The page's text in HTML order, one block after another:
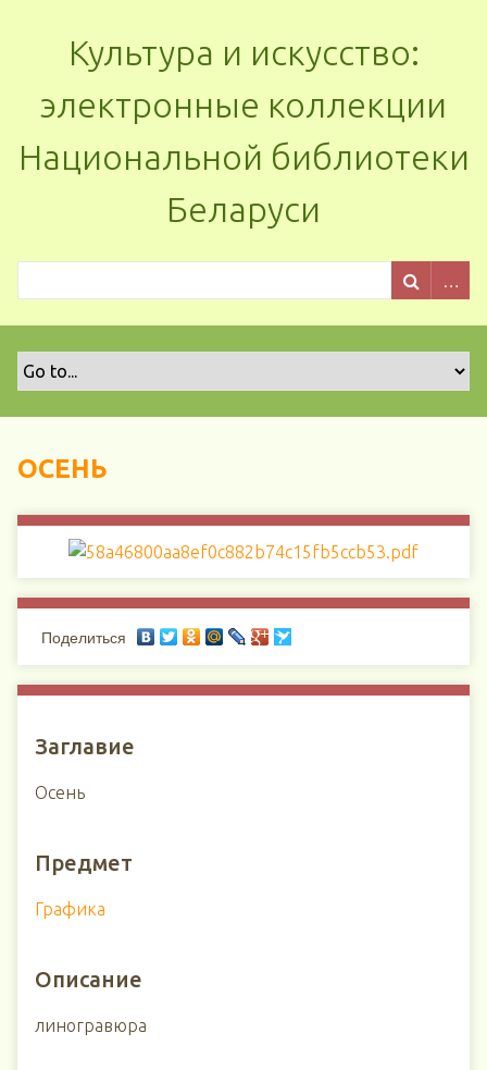
Культура и искусство:
электронные коллекции
Национальной библиотеки
Беларуси
ОСЕНЬ
Поделиться
Заглавие
Осень
Предмет
Графика
Описание
линогравюра